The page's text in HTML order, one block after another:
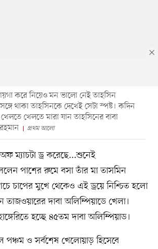
করে নিয়েও মন ভালো নেই তাহসিন
থাকা তাহসিনকে দেখেই সেটা স্পষ্ট। কদিন
খেলতে মারা যান তাহসিনের বাবা
রহমান
প্রথম আলো
অফ ম্যাচটা ড্র করেছে...শুনেই
পাশের রুমে বসা তাঁর মা তাসমিন
চাপের মুখে থেকেও এই ড্রয়ে নিশ্চিত হলো
তাজওয়ারের দাবা অলিম্পিয়াডে খেলা।
হচ্ছে ৪৫তম দাবা অলিম্পিয়াড।
পঞ্চম ও সর্বশেষ খেলোয়াড় হিসেবে